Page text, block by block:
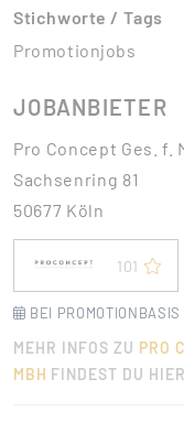
Stichworte / Tags
Promotionjobs
JOBANBIETER
Pro Concept Ges. f.
Sachsenring 81
50677 Köln
101
BEI
MEHR INFOS ZU PRO
MBH FINDEST DU